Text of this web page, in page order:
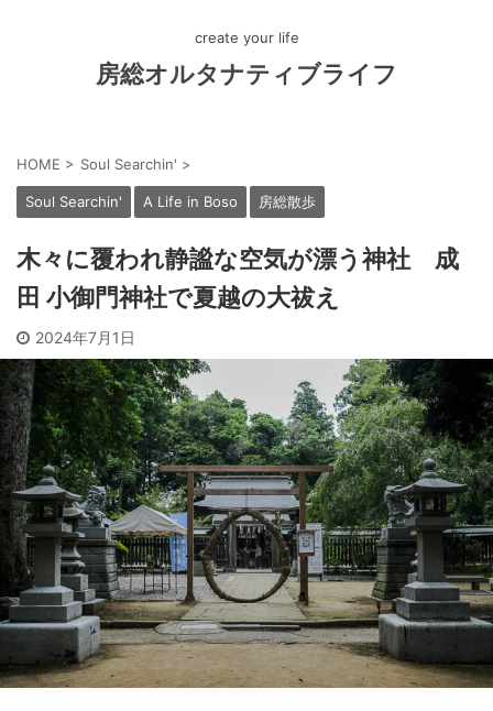
create your life
房総オルタナティブライフ
HOME > Soul Searchin' >
Soul Searchin' A Life in Boso 房総散歩
木々に覆われ静謐な空気が漂う神社 成
田 小御門神社で夏越の大祓え
2024年7月1日